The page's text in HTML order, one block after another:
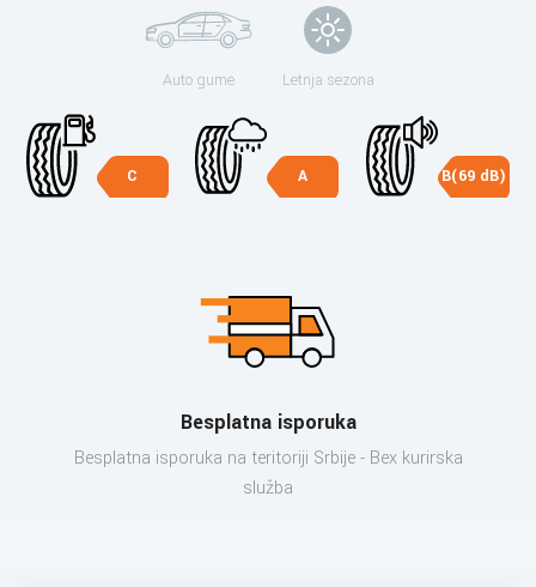
Auto gume Letnja sezona
C A B(69 dB)
Besplatna isporuka
Besplatna isporuka na teritoriji Srbije - Bex kurirska
služba